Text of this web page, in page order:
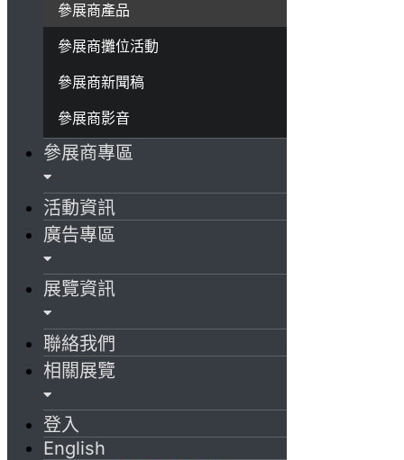
參展商產品
參展商攤位活動
參展商新聞稿
參展商影音
參展商專區
活動資訊
廣告專區
展覽資訊
聯絡我們
相關展覽
登入
English